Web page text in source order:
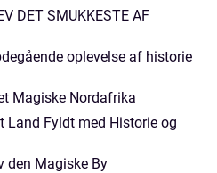
DET SMUKKESTE AF
oplevelse af historie
Magiske Nordafrika
Land Fyldt med Historie og
den Magiske By